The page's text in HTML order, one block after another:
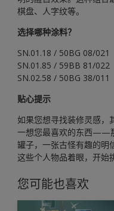
棋盘、人字纹等。
选择哪种涂料？
SN.01.18 / 50BG 08/021
SN.01.85 / 59BB 81/022
SN.02.58 / 50BG 38/011
贴心提示
如果您想寻找装修灵感，
一想您最喜欢的东西——
罐子，一张古怪有趣的明
这些个人物品着眼，开始
您可能也喜欢